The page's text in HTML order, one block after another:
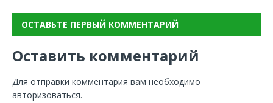
ОСТАВЬТЕ ПЕРВЫЙ КОММЕНТАРИЙ
Оставить комментарий
Для отправки комментария вам необходимо
авторизоваться.